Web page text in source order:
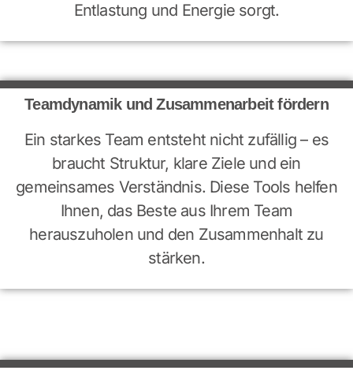
Entlastung und Energie sorgt.
Teamdynamik und Zusammenarbeit fördern
Ein starkes Team entsteht nicht zufällig – es
braucht Struktur, klare Ziele und ein
gemeinsames Verständnis. Diese Tools helfen
Ihnen, das Beste aus Ihrem Team
herauszuholen und den Zusammenhalt zu
stärken.